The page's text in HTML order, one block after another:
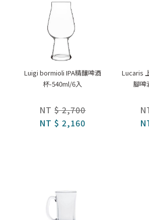
Luigi bormioli IPA精釀啤酒
杯-540ml/6入
NT $ 2,700
NT $ 2,160
Lucaris
腳啤